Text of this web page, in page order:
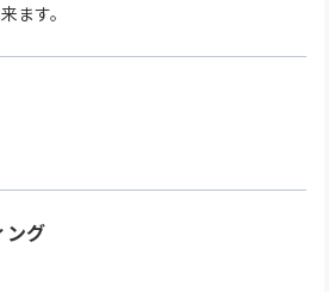
ます。
ング